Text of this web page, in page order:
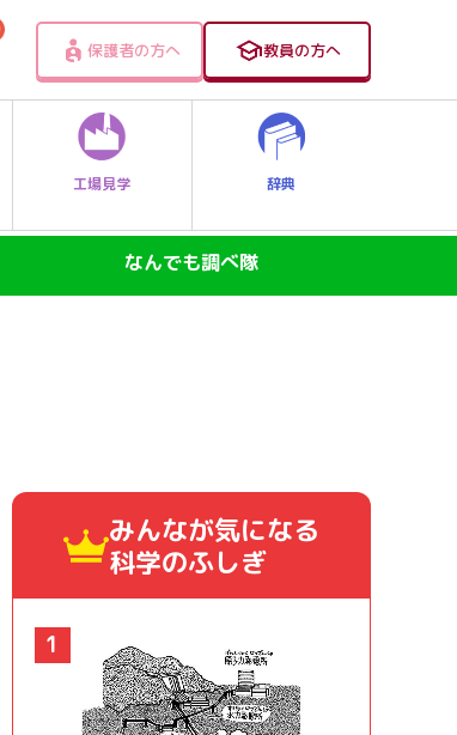
保護者の方へ 教員の方へ
工場見学 辞典
なんでも調べ隊
みんなが気になる
科学のふしぎ
1